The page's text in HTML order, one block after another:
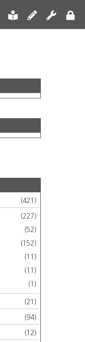
(421)
(227)
(52)
(152)
(11)
(11)
(1)
(21)
(94)
(12)